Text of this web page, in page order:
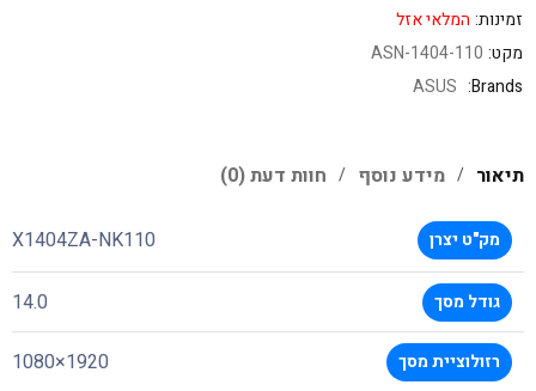
זמינות: המלאי אזל
מקט: ASN-1404-110
Brands:
ASUS
תיאור מידע נוסף חוות דעת (0)
מק"ט יצרן X1404ZA-NK110
גודל מסך 14.0
רזולוציית מסך 1920×1080